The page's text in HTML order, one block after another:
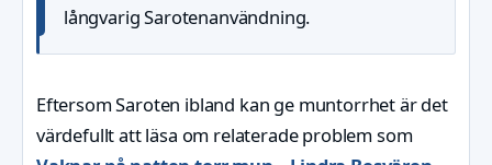
långvarig Sarotenanvändning.
Eftersom Saroten ibland kan ge muntorrhet är det
värdefullt att läsa om relaterade problem som